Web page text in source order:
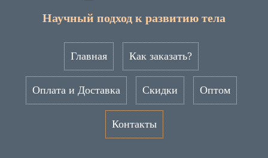
Научный подход к развитию тела
Главная Как заказать?
Оплата и Доставка Скидки Оптом
Контакты